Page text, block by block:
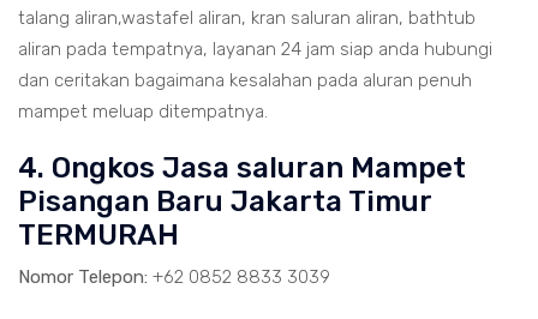
talang aliran,wastafel aliran, kran saluran aliran, bathtub
aliran pada tempatnya, layanan 24 jam siap anda hubungi
dan ceritakan bagaimana kesalahan pada aluran penuh
mampet meluap ditempatnya.
4. Ongkos Jasa saluran Mampet
Pisangan Baru Jakarta Timur
TERMURAH
Nomor Telepon: +62 0852 8833 3039